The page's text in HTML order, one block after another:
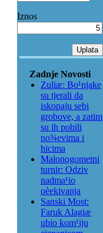
Iznos
Zadnje Novosti
Zuliæ: Bo¹njake
su tjerali da
iskopaju sebi
grobove, a zatim
su ih pobili
no¾evima i
hicima
Malonogometni
turnir: Odziv
nadma¹io
oèekivanja
Sanski Most:
Faruk Alagiæ
ubio kom¹iju